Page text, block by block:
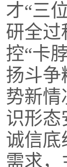
才“三
研全过
控“卡
扬斗争
势新情
识形态
诚信底
需求，